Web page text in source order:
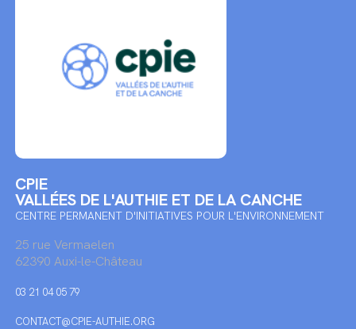
CPIE
VALLÉES DE L'AUTHIE ET DE LA CANCHE
CENTRE PERMANENT D'INITIATIVES POUR L'ENVIRONNEMENT
25 rue Vermaelen
62390 Auxi-le-Château
03 21 04 05 79
CONTACT@CPIE-AUTHIE.ORG